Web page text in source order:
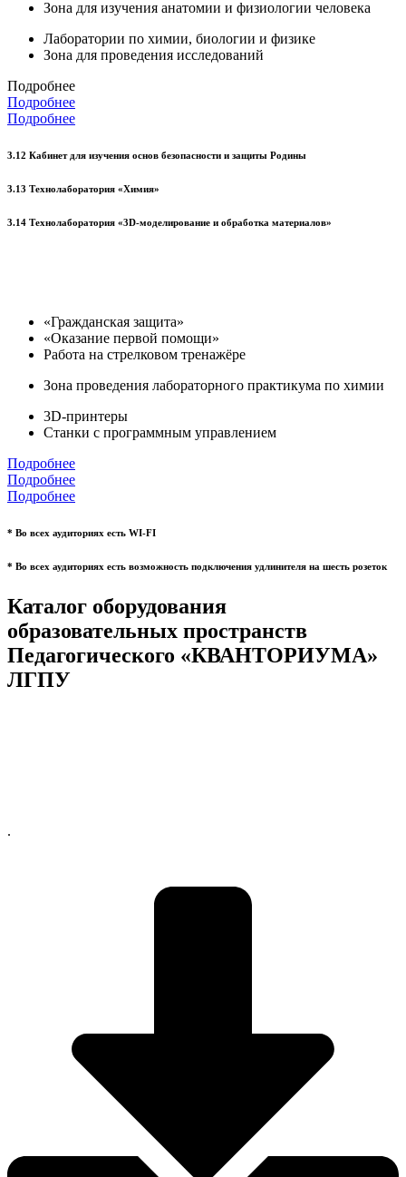
Зона для изучения анатомии и физиологии человека
Лаборатории по химии, биологии и физике
Зона для проведения исследований
Подробнее
Подробнее
Подробнее
3.12 Кабинет для изучения основ безопасности и защиты Родины
3.13 Технолаборатория «Химия»
3.14 Технолаборатория «3D-моделирование и обработка материалов»
«Гражданская защита»
«Оказание первой помощи»
Работа на стрелковом тренажёре
Зона проведения лабораторного практикума по химии
3D-принтеры
Станки с программным управлением
Подробнее
Подробнее
Подробнее
* Во всех аудиториях есть WI-FI
* Во всех аудиториях есть возможность подключения удлинителя на шесть розеток
Каталог оборудования
образовательных пространств
Педагогического «КВАНТОРИУМА»
ЛГПУ
.